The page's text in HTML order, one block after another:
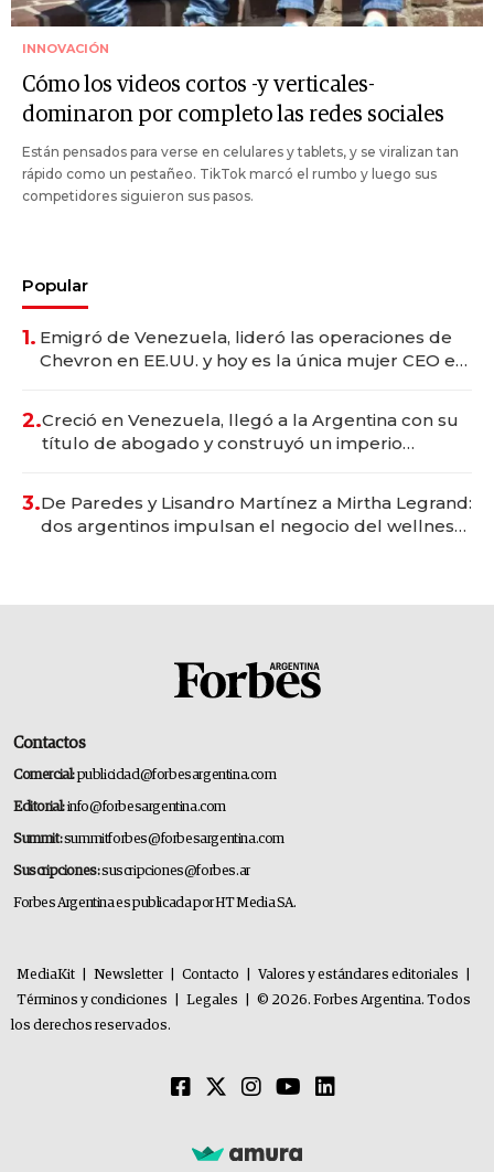
INNOVACIÓN
Cómo los videos cortos -y verticales-
dominaron por completo las redes sociales
Están pensados para verse en celulares y tablets, y se viralizan tan
rápido como un pestañeo. TikTok marcó el rumbo y luego sus
competidores siguieron sus pasos.
Popular
1. Emigró de Venezuela, lideró las operaciones de
Chevron en EE.UU. y hoy es la única mujer CEO en
2.Creció en Venezuela, llegó a la Argentina con su
título de abogado y construyó un imperio
3.De Paredes y Lisandro Martínez a Mirtha Legrand:
dos argentinos impulsan el negocio del wellness
Contactos
Comercial:publicidad@forbesargentina.com
Editorial:info@forbesargentina.com
Summit:summitforbes@forbesargentina.com
Suscripciones:suscripciones@forbes.ar
Forbes Argentina es publicada por HT Media SA.
MediaKit Newsletter Contacto Valores y estándares editoriales
Términos y condiciones
Legales
© 2026. Forbes Argentina. Todos
los derechos reservados.